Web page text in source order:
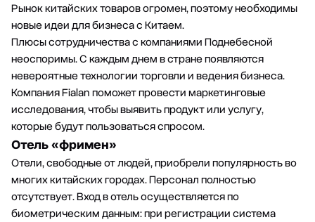
Рынок китайских товаров огромен, поэтому необходимы
новые идеи для бизнеса с Китаем.
Плюсы сотрудничества с компаниями Поднебесной
неоспоримы. С каждым днем в стране появляются
невероятные технологии торговли и ведения бизнеса.
Компания Fialanпоможет провести маркетинговые
исследования, чтобы выявить продукт или услугу,
которые будут пользоваться спросом.
Отель «фримен»
Отели, свободные от людей, приобрели популярность во
многих китайских городах. Персонал полностью
отсутствует. Вход в отель осуществляется по
биометрическим данным: при регистрации система